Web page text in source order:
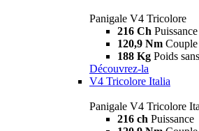
Panigale V4 Tricolore
216 Ch Puissance
120,9 Nm Couple
188 Kg Poids
Découvrez-la
V4 Tricolore Italia
Panigale V4 Tricolore
216 ch Puissance